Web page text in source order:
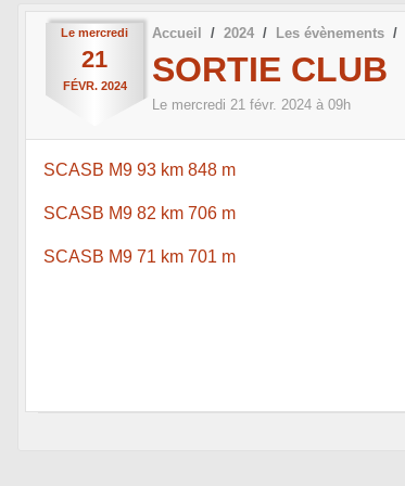
Le mercredi
21
FÉVR. 2024
Accueil 2024 Les évènements
SORTIE CLUB
Le mercredi 21 févr. 2024 à 09h
SCASB M9 93 km 848 m
SCASB M9 82 km 706 m
SCASB M9 71 km 701 m